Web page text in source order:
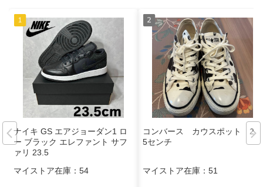
ナイキ GS エアジョーダン1 ロ
ー ブラック エレファント サフ
ァリ 23.5
マイストア在庫： 54
コンバース カウスポット 24.
5センチ
マイストア在庫： 51